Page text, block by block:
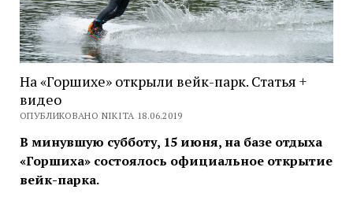
На «Горшихе» открыли вейк-парк. Статья +
видео
ОПУБЛИКОВАНО NIKITA 18.06.2019
В минувшую субботу, 15 июня, на базе отдыха
«Горшиха» состоялось официальное открытие
вейк-парка.